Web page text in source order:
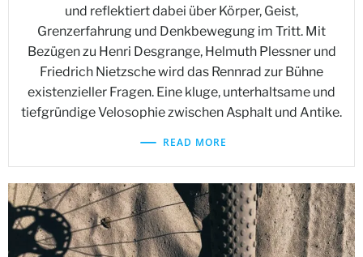
und reflektiert dabei über Körper, Geist,
Grenzerfahrung und Denkbewegung im Tritt. Mit
Bezügen zu Henri Desgrange, Helmuth Plessner und
Friedrich Nietzsche wird das Rennrad zur Bühne
existenzieller Fragen. Eine kluge, unterhaltsame und
tiefgründige Velosophie zwischen Asphalt und Antike.
READ MORE